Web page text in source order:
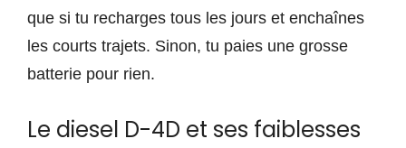
que si tu recharges tous les jours et enchaînes
les courts trajets. Sinon, tu paies une grosse
batterie pour rien.
Le diesel D-4D et ses faiblesses